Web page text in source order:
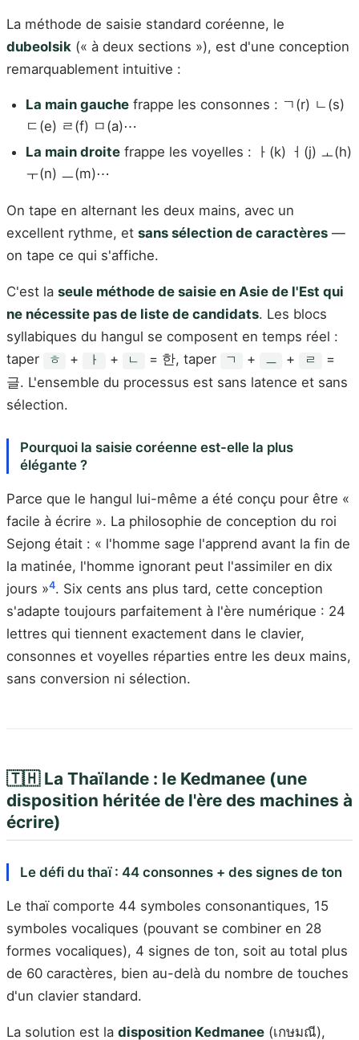
La méthode de saisie standard coréenne, le
dubeolsik (« à deux sections »), est d'une conception
remarquablement intuitive :
La main gauche frappe les consonnes : ㄱ(r) ㄴ(s)
ㄷ(e) ㄹ(f) ㅁ(a)⋯
La main droite frappe les voyelles : ㅏ(k) ㅓ(j) ㅗ(h)
ㅜ(n) ㅡ(m)⋯
On tape en alternant les deux mains, avec un
excellent rythme, et sans sélection de caractères —
on tape ce qui s'affiche.
C'est la seule méthode de saisie en Asie de l'Est qui
ne nécessite pas de liste de candidats. Les blocs
syllabiques du hangul se composent en temps réel :
taper
ㅎ + ㅏ + ㄴ = 한, taper ㄱ + ㅡ + ㄹ
=
글. L'ensemble du processus est sans latence et sans
sélection.
Pourquoi la saisie coréenne est-elle la plus
élégante ?
Parce que le hangul lui-même a été conçu pour être «
facile à écrire ». La philosophie de conception du roi
Sejong était : « l'homme sage l'apprend avant la fin de
la matinée, l'homme ignorant peut l'assimiler en dix
jours »4. Six cents ans plus tard, cette conception
s'adapte toujours parfaitement à l'ère numérique : 24
lettres qui tiennent exactement dans le clavier,
consonnes et voyelles réparties entre les deux mains,
sans conversion ni sélection.
🇹🇭 La Thaïlande : le Kedmanee (une
disposition héritée de l'ère des machines à
écrire)
Le défi du thaï : 44 consonnes + des signes de ton
Le thaï comporte 44 symboles consonantiques, 15
symboles vocaliques (pouvant se combiner en 28
formes vocaliques), 4 signes de ton, soit au total plus
de 60 caractères, bien au-delà du nombre de touches
d'un clavier standard.
La solution est la disposition Kedmanee (เกษมณี),